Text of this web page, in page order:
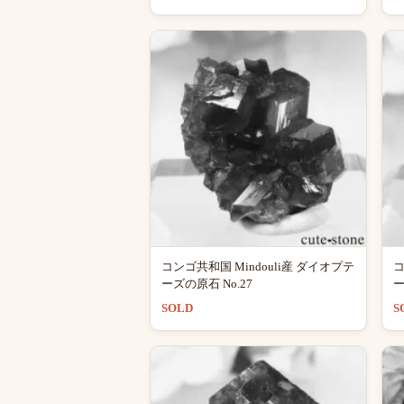
コンゴ共和国 Mindouli産 ダイオプテ
ーズの原石 No.27
SOLD